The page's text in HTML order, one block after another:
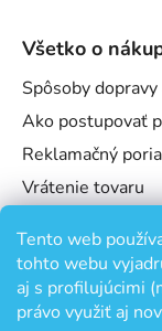
Tento web
tohto webu
aj s profilujúcimi
právo využiť aj
Všetko o
Spôsoby
Ako postupovať
Reklamačný
Vrátenie tovaru
Podmienky
Odstúpenie od